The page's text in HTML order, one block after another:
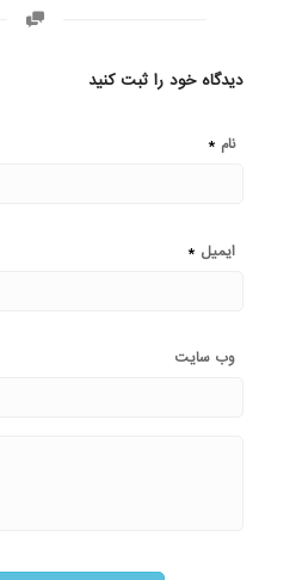
دیدگاه خود را ثبت کنید
نام *
ایمیل *
وب‌ سایت